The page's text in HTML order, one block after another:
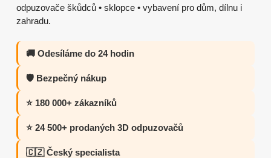
odpuzovače škůdců • sklopce • vybavení pro dům, dílnu i
zahradu.
🚚 Odesíláme do 24 hodin
🛡️ Bezpečný nákup
⭐ 180 000+ zákazníků
⭐ 24 500+ prodaných 3D odpuzovačů
🇨🇿 Český specialista